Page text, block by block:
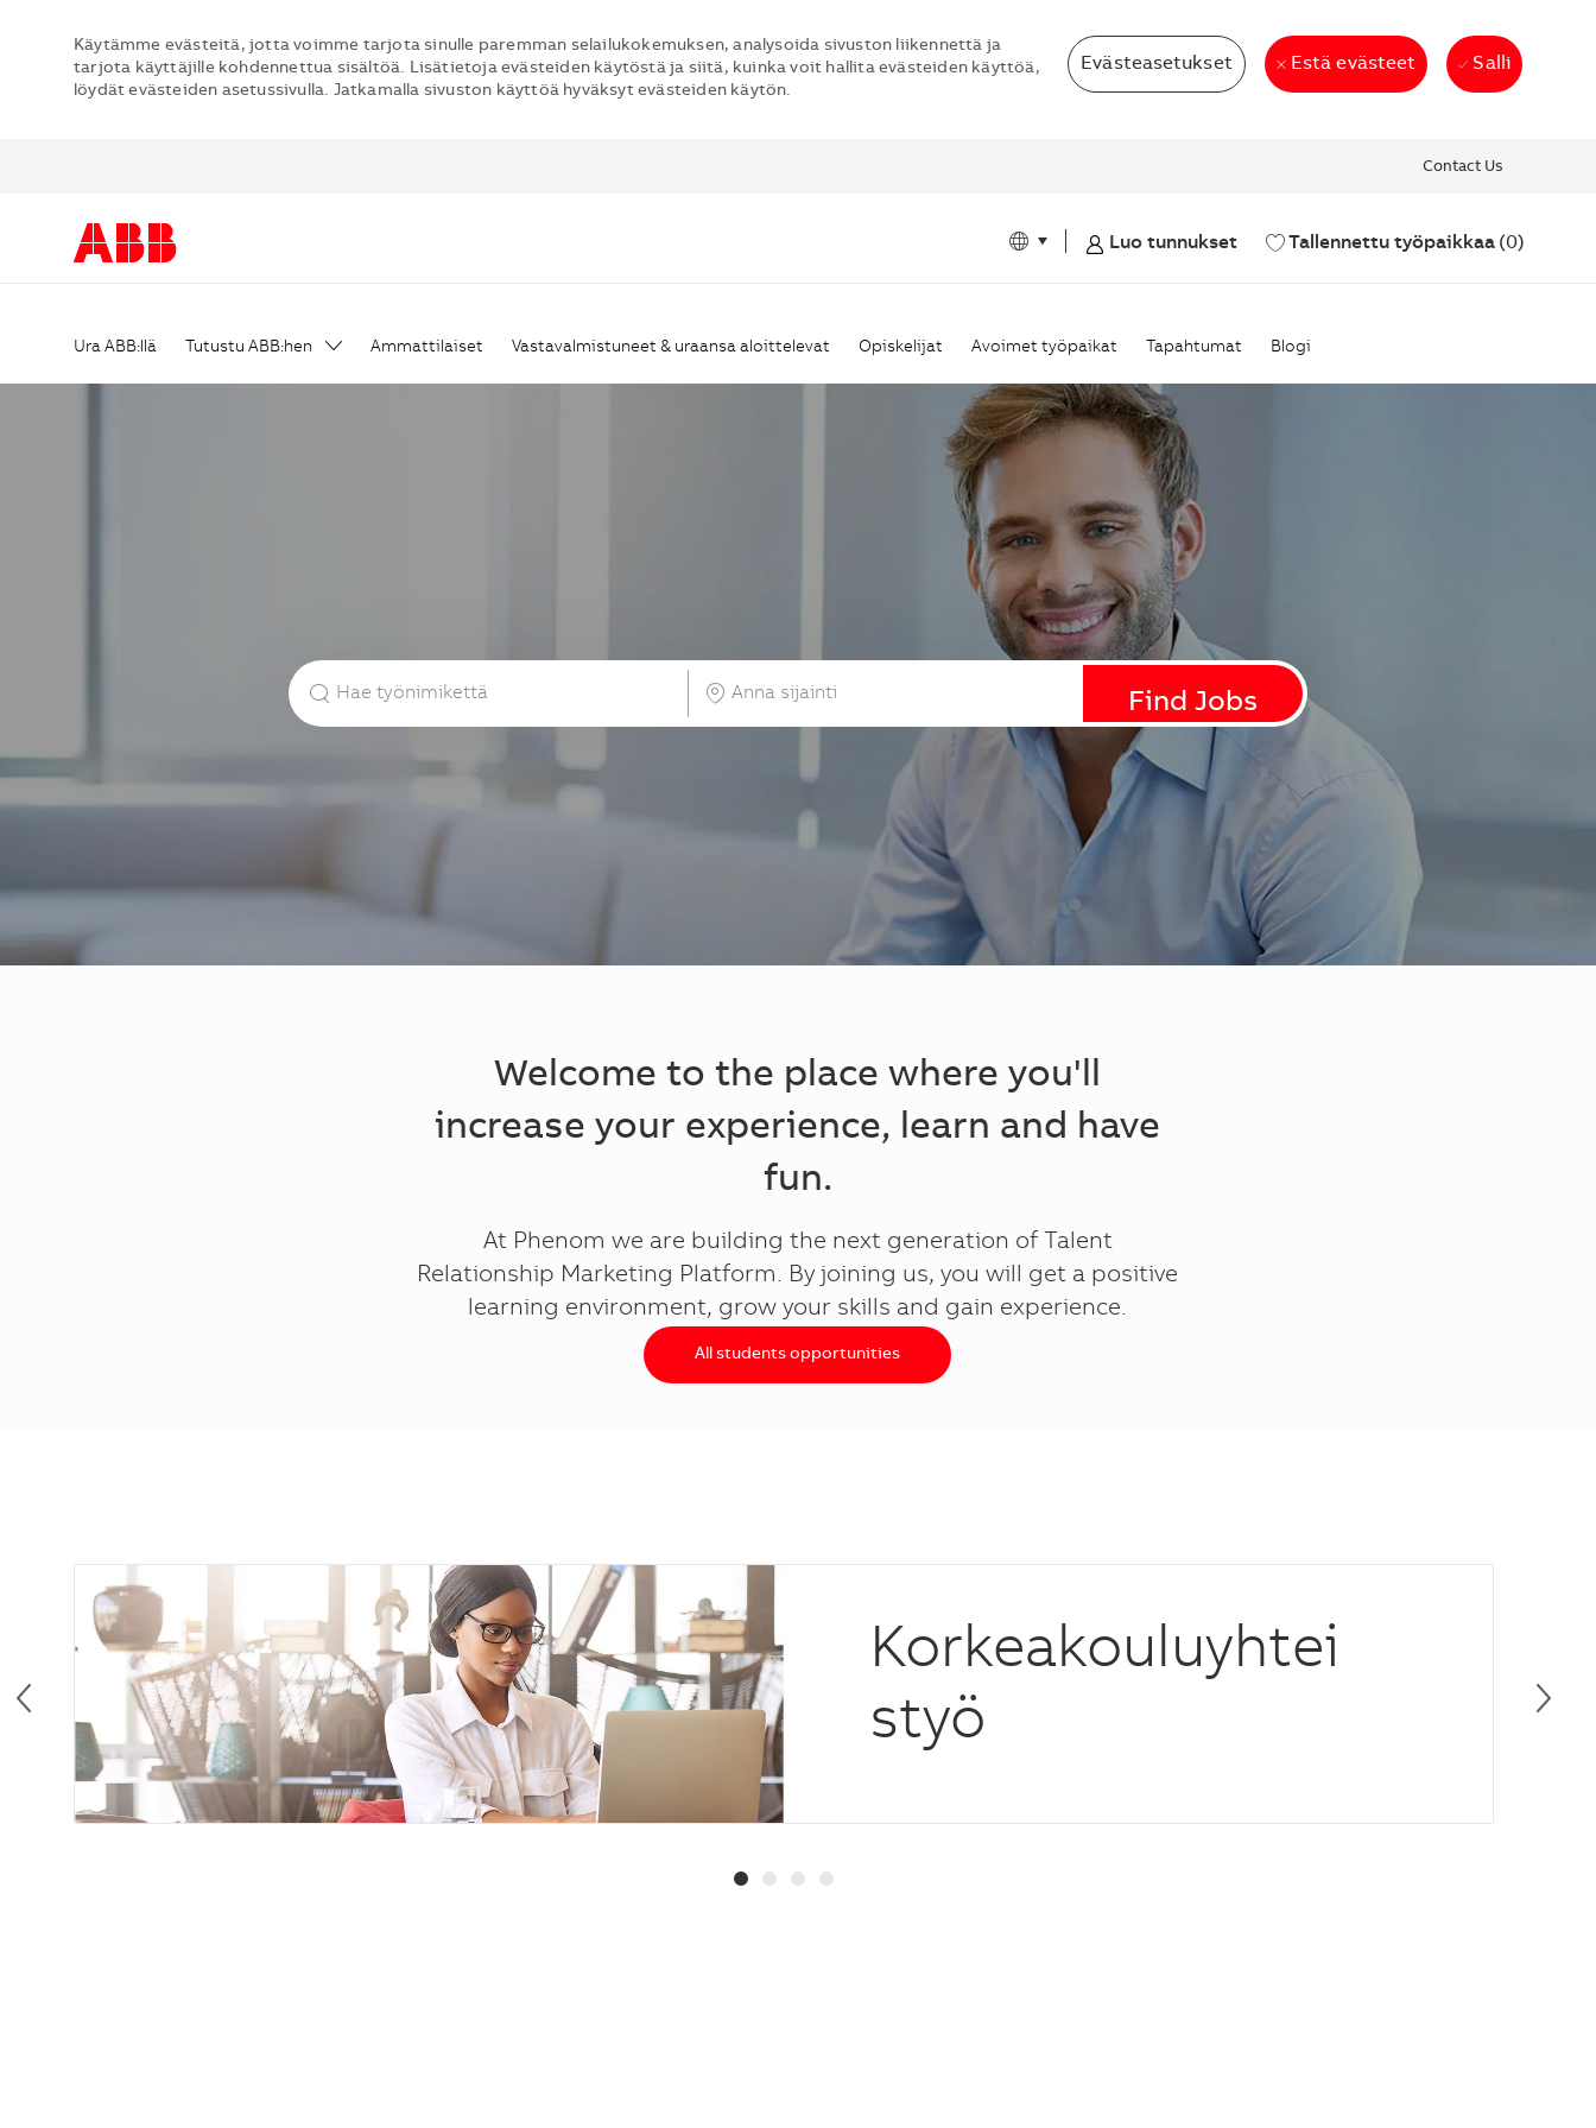
Contact Us
Language selected
Finnish
Finnish Luo tunnukset Tallennettu työpaikkaa (0)
Ura ABB:llä Tutustu ABB:hen Ammattilaiset Vastavalmistuneet & uraansa aloittelevat Opiskelijat Avoimet työpaikat Tapahtumat Blogi
Käytämme evästeitä, jotta voimme tarjota sinulle paremman selailukokemuksen, analysoida sivuston liikennettä ja
tarjota käyttäjille kohdennettua sisältöä. Lisätietoja evästeiden käytöstä ja siitä, kuinka voit hallita evästeiden käyttöä,
löydät evästeiden asetussivulla. Jatkamalla sivuston käyttöä hyväksyt evästeiden käytön.
Evästeasetukset Estä evästeet Salli
Hae työnimikettä Anna sijainti
Find Jobs
Welcome to the place where you'll
increase your experience, learn and have
fun.
At Phenom we are building the next generation of Talent
Relationship Marketing Platform. By joining us, you will get a positive
learning environment, grow your skills and gain experience.
All students opportunities
Korkeakouluyhtei
styö